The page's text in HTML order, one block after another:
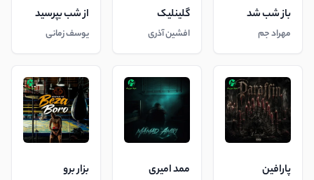
باز شب شد
مهراد جم
گلینلیک
افشین آذری
از شب بپرسید
یوسف زمانی
پارافین ممد امیری بزار برو